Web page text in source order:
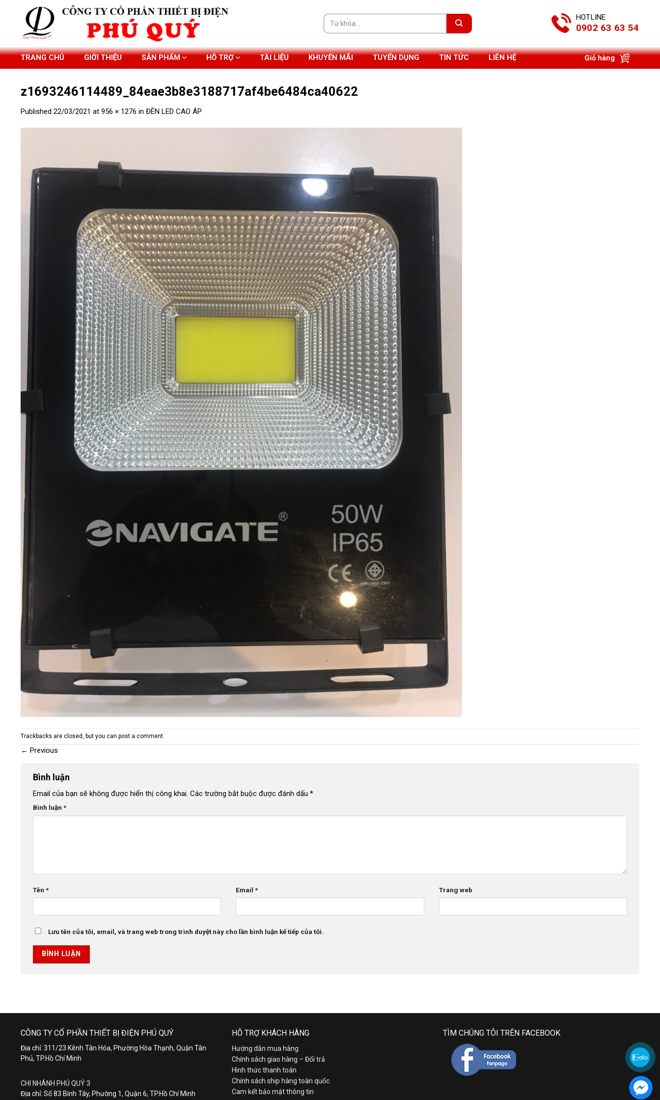
Tìm
kiếm:
HOTLINE
0902 63 63 54
TRANG CHỦ GIỚI THIỆU SẢN PHẨM HỖ TRỢ TÀI LIỆU KHUYẾN MÃI TUYỂN DỤNG TIN TỨC LIÊN HỆ Giỏ hàng
z1693246114489_84eae3b8e3188717af4be6484ca40622
Published 22/03/2021 at 956 × 1276 in ĐÈN LED CAO ÁP
Trackbacks are closed, but you can post a comment
← Previous
Bình luận
Email của bạn sẽ không được hiển thị công khai. Các trường bắt buộc được đánh dấu *
Bình luận *
Tên * Email* Trang web
Lưu tên của tôi, email, và trang web trong trình duyệt này cho lần bình luận kế tiếp của tôi.
CÔNG TY CỔ PHẦN THIẾT BỊ ĐIỆN PHÚ QUÝ
Địa chỉ: 311/23 Kênh Tân Hóa, Phường Hòa Thạnh, Quận Tân
Phú, TP.Hồ Chí Minh
CHI NHÁNH PHÚ QUÝ 3
Địa chỉ: Số 83 Bình Tây, Phường 1, Quận 6, TP.Hồ Chí Minh
HỖ TRỢ KHÁCH HÀNG
Hướng dẫn mua hàng
Chính sách giao hàng – Đổi trả
Hình thức thanh toán
Chính sách ship hàng toàn quốc
Cam kết bảo mật thông tin
TÌM CHÚNG TÔI TRÊN FACEBOOK